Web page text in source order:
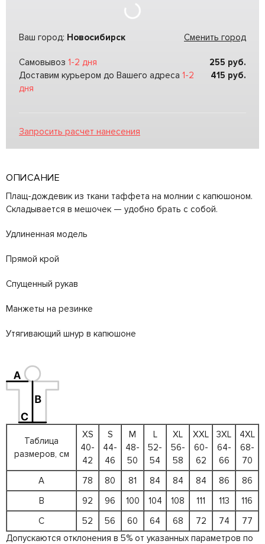
Ваш город: Новосибирск Сменить город
Самовывоз 1-2 дня 255 руб.
Доставим курьером до Вашего адреса 1-2
дня
415 руб.
Запросить расчет нанесения
ОПИСАНИЕ
Плащ-дождевик из ткани таффета на молнии с капюшоном.
Складывается в мешочек — удобно брать с собой.
Удлиненная модель
Прямой крой
Спущенный рукав
Манжеты на резинке
Утягивающий шнур в капюшоне
Таблица
размеров, см
XS
40-
42
S
44-
46
M
48-
50
L
52-
54
XL
56-
58
XXL
60-
62
3XL
64-
66
4XL
68-
70
A
78 80 81 84 84 84 86
86
B
92 96 100 104 108 111 113
116
C
52 56 60 64 68 72 74
77
Допускаются отклонения в 5% от указанных параметров по